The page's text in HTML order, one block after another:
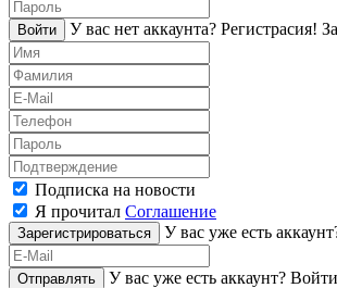
Войти У вас нет аккаунта? Регистраcия!
Подписка на новости
Я прочитал Соглашение
Зарегистрироваться У вас уже есть
Отправлять У вас уже есть аккаунт?